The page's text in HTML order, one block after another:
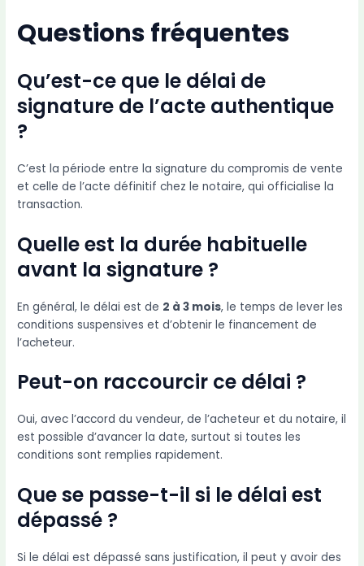
Questions fréquentes
Qu’est-ce que le délai de
signature de l’acte authentique
?
C’est la période entre la signature du compromis de vente
et celle de l’acte définitif chez le notaire, qui officialise la
transaction.
Quelle est la durée habituelle
avant la signature ?
En général, le délai est de 2 à 3 mois, le temps de lever les
conditions suspensives et d’obtenir le financement de
l’acheteur.
Peut-on raccourcir ce délai ?
Oui, avec l’accord du vendeur, de l’acheteur et du notaire, il
est possible d’avancer la date, surtout si toutes les
conditions sont remplies rapidement.
Que se passe-t-il si le délai est
dépassé ?
Si le délai est dépassé sans justification, il peut y avoir des